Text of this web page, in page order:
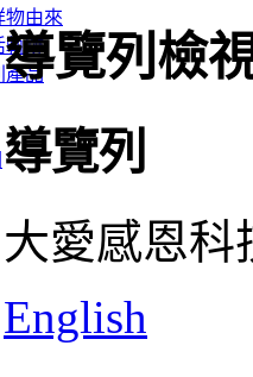
物由來
軌跡
產品
導覽列檢
導覽列
大愛感恩科
English